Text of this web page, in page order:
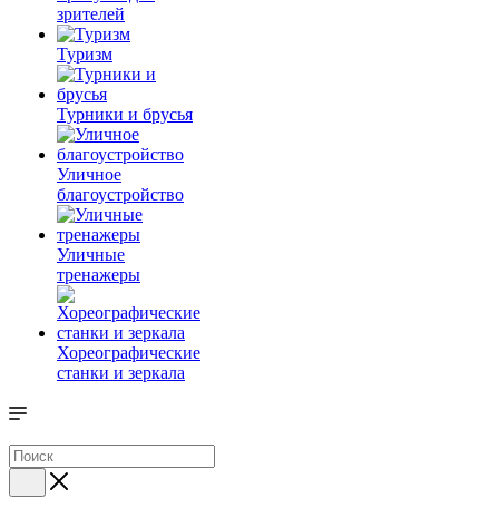
зрителей
Туризм
Турники и брусья
Уличное
благоустройство
Уличные
тренажеры
Хореографические
станки и зеркала